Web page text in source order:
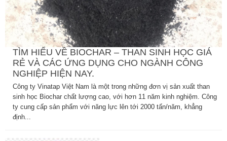
TÌM HIỂU VỀ BIOCHAR – THAN SINH HỌC GIÁ
RẺ VÀ CÁC ỨNG DỤNG CHO NGÀNH CÔNG
NGHIỆP HIỆN NAY.
Công ty Vinatap Việt Nam là một trong những đơn vị sản xuất than
sinh học Biochar chất lượng cao, với hơn 11 năm kinh nghiệm. Công
ty cung cấp sản phẩm với năng lực lên tới 2000 tấn/năm, khẳng
định...